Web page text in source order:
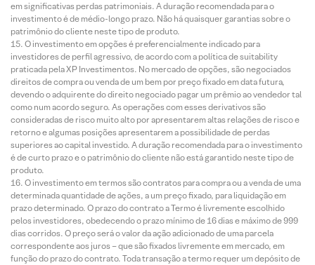
em significativas perdas patrimoniais. A duração recomendada para o
investimento é de médio-longo prazo. Não há quaisquer garantias sobre o
patrimônio do cliente neste tipo de produto.
O investimento em opções é preferencialmente indicado para
investidores de perfil agressivo, de acordo com a política de suitability
praticada pela XP Investimentos. No mercado de opções, são negociados
direitos de compra ou venda de um bem por preço fixado em data futura,
devendo o adquirente do direito negociado pagar um prêmio ao vendedor tal
como num acordo seguro. As operações com esses derivativos são
consideradas de risco muito alto por apresentarem altas relações de risco e
retorno e algumas posições apresentarem a possibilidade de perdas
superiores ao capital investido. A duração recomendada para o investimento
é de curto prazo e o patrimônio do cliente não está garantido neste tipo de
produto.
O investimento em termos são contratos para compra ou a venda de uma
determinada quantidade de ações, a um preço fixado, para liquidação em
prazo determinado. O prazo do contrato a Termo é livremente escolhido
pelos investidores, obedecendo o prazo mínimo de 16 dias e máximo de 999
dias corridos. O preço será o valor da ação adicionado de uma parcela
correspondente aos juros – que são fixados livremente em mercado, em
função do prazo do contrato. Toda transação a termo requer um depósito de